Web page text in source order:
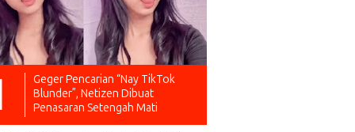
Geger Pencarian “Nay TikTok
Blunder”, Netizen Dibuat
Penasaran Setengah Mati